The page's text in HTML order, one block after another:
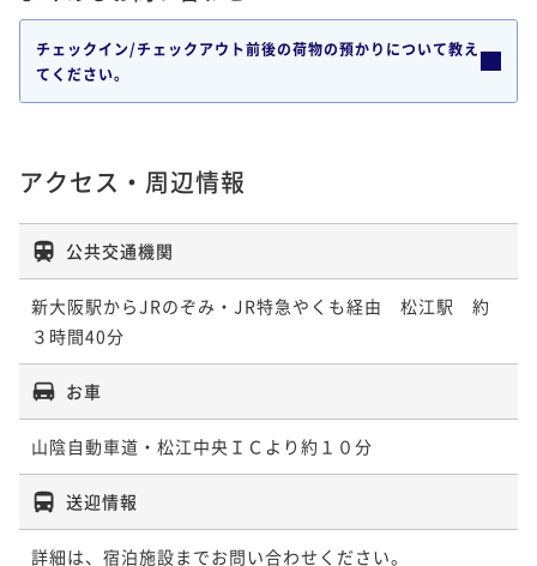
チェックイン/チェックアウト前後の荷物の預かりについて教え
てください。
アクセス・周辺情報
公共交通機関
新大阪駅からJRのぞみ・JR特急やくも経由　松江駅　約
３時間40分
お車
山陰自動車道・松江中央ＩＣより約１０分
送迎情報
詳細は、宿泊施設までお問い合わせください。